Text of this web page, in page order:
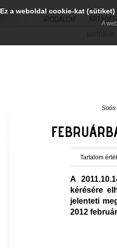
IRODALOM
portfóliók
Soós
Tartalom
A
kérésére
jelenteti
2012
Ez a weboldal cookie-kat
A